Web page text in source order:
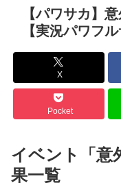
【パワサカ】
【実況パワフル
X
Pocket
イベント「意
果一覧